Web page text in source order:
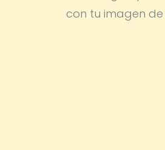
con tu imagen